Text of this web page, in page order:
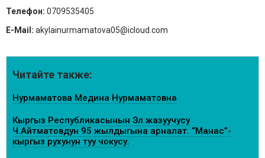
Телефон: 0709535405
E-Mail: akylainurmamatova05@icloud.com
Читайте также:
Нурмаматова Медина Нурмаматовна
Кыргыз Республикасынын Эл жазуучусу
Ч.Айтматовдун 95 жылдыгына арналат. “Манас”-
кыргыз рухунун туу чокусу.